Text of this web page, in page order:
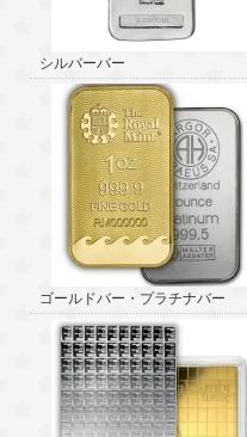
シルバーバー
ゴールドバー・プラチナバー